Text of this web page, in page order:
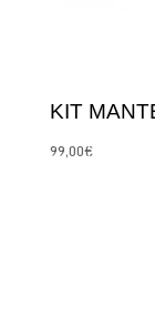
KIT
99,00€